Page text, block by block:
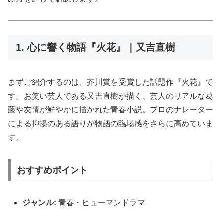
1. 心に響く物語『火花』｜又吉直樹
まずご紹介するのは、芥川賞を受賞した話題作『火花』で
す。お笑い芸人である又吉直樹が描く、芸人のリアルな葛
藤や友情が鮮やかに描かれた青春小説。プロのナレーター
による抑揚のある語りが物語の臨場感をさらに高めていま
す。
おすすめポイント
ジャンル: 青春・ヒューマンドラマ